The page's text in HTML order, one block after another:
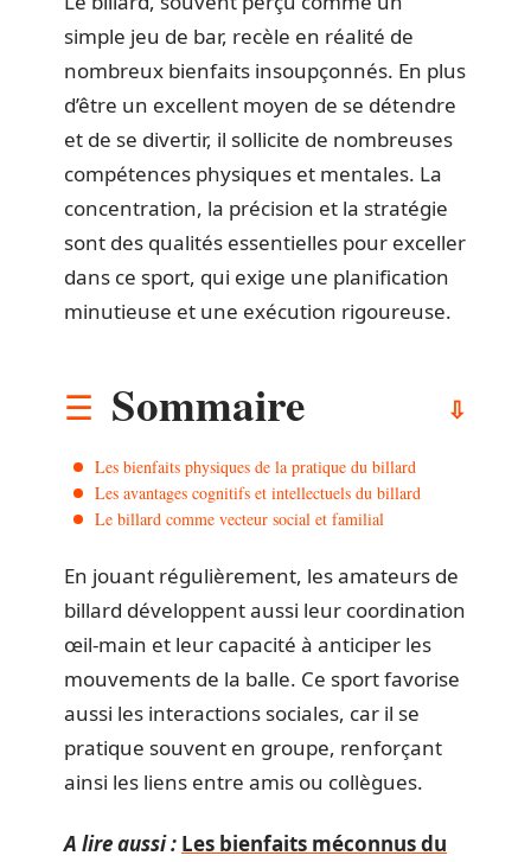
simple jeu de bar, recèle en réalité de
nombreux bienfaits insoupçonnés. En plus
d’être un excellent moyen de se détendre
et de se divertir, il sollicite de nombreuses
compétences physiques et mentales. La
concentration, la précision et la stratégie
sont des qualités essentielles pour exceller
dans ce sport, qui exige une planification
minutieuse et une exécution rigoureuse.
Sommaire
Les bienfaits physiques de la pratique du billard
Les avantages cognitifs et intellectuels du billard
Le billard comme vecteur social et familial
En jouant régulièrement, les amateurs de
billard développent aussi leur coordination
œil-main et leur capacité à anticiper les
mouvements de la balle. Ce sport favorise
aussi les interactions sociales, car il se
pratique souvent en groupe, renforçant
ainsi les liens entre amis ou collègues.
A lire aussi : Les bienfaits méconnus du